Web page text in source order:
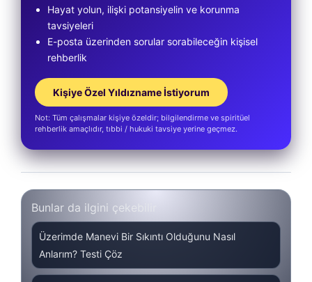
Hayat yolun, ilişki potansiyelin ve korunma
tavsiyeleri
E-posta üzerinden sorular sorabileceğin kişisel
rehberlik
Kişiye Özel Yıldızname İstiyorum
Not: Tüm çalışmalar kişiye özeldir; bilgilendirme ve spiritüel
rehberlik amaçlıdır, tıbbi / hukuki tavsiye yerine geçmez.
Bunlar da ilgini çekebilir
Üzerimde Manevi Bir Sıkıntı Olduğunu Nasıl
Anlarım? Testi Çöz